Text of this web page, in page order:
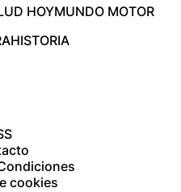
HOYMUNDO MOTOR
HISTORIA
cookies